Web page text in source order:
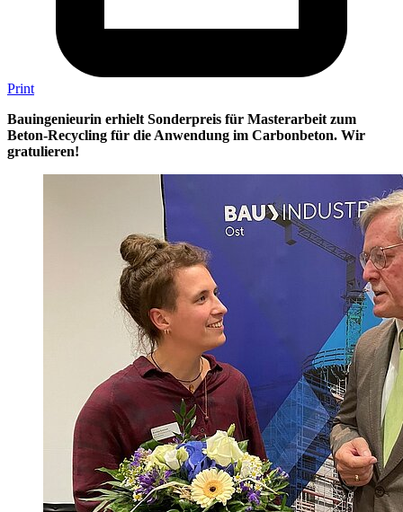
Print
Bauingenieurin erhielt Sonderpreis für Masterarbeit zum
Beton-Recycling für die Anwendung im Carbonbeton. Wir
gratulieren!